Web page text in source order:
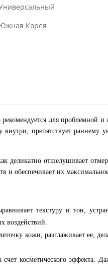
Корея
для проблемной
препятствует раннему
деликатно отшелушивает
и обеспечивает их
текстуру и тон,
воздействий.
кожи, разглаживает ее,
косметического эффекта.